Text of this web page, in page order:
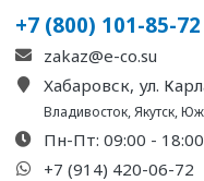
+7 (800) 101-85-72
zakaz@e-co.su
Хабаровск, ул.
Владивосток,Якутск,
Пн-Пт: 09:00 - 18:00
+7 (914) 420-06-72